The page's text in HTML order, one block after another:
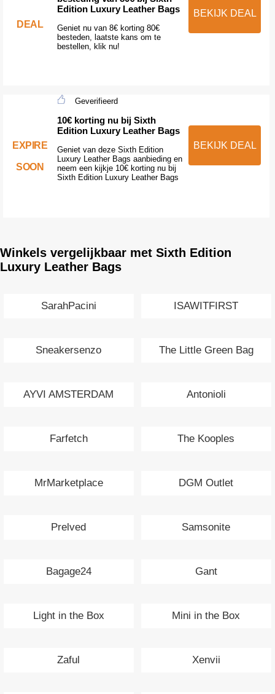
DEAL
Edition Luxury Leather Bags
Geniet nu van 8€ korting 80€
besteden, laatste kans om te
bestellen, klik nu!
BEKIJK DEAL
EXPIRE
SOON
Geverifieerd
10€ korting nu bij Sixth
Edition Luxury Leather Bags
Geniet van deze Sixth Edition
Luxury Leather Bags aanbieding en
neem een kijkje 10€ korting nu bij
Sixth Edition Luxury Leather Bags
BEKIJK DEAL
Winkels vergelijkbaar met Sixth Edition
Luxury Leather Bags
SarahPacini ISAWITFIRST
Sneakersenzo The Little Green Bag
AYVI AMSTERDAM Antonioli
Farfetch The Kooples
MrMarketplace DGM Outlet
Prelved Samsonite
Bagage24 Gant
Light in the Box Mini in the Box
Zaful Xenvii